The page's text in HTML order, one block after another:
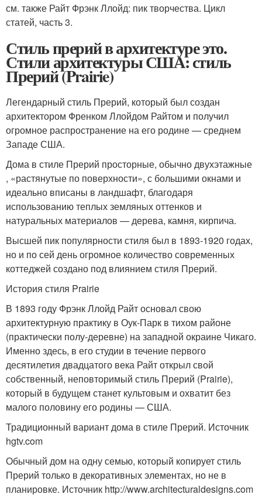
см. также Райт Фрэнк Ллойд: пик творчества. Цикл
статей, часть 3.
Стиль прерий в архитектуре это.
Стили архитектуры США: стиль
Прерий (Prairie)
Легендарный стиль Прерий, который был создан
архитектором Френком Ллойдом Райтом и получил
огромное распространение на его родине — среднем
Западе США.
Дома в стиле Прерий просторные, обычно двухэтажные
, «растянутые по поверхности», с большими окнами и
идеально вписаны в ландшафт, благодаря
использованию теплых земляных оттенков и
натуральных материалов — дерева, камня, кирпича.
Высшей пик популярности стиля был в 1893-1920 годах,
но и по сей день огромное количество современных
коттеджей создано под влиянием стиля Прерий.
История стиля Prairie
В 1893 году Фрэнк Ллойд Райт основал свою
архитектурную практику в Оук-Парк в тихом районе
(практически полу-деревне) на западной окраине Чикаго.
Именно здесь, в его студии в течение первого
десятилетия двадцатого века Райт открыл свой
собственный, неповторимый стиль Прерий (Prairie),
который в будущем станет культовым и охватит без
малого половину его родины — США.
Традиционный вариант дома в стиле Прерий. Источник
hgtv.com
Обычный дом на одну семью, который копирует стиль
Прерий только в декоративных элементах, но не в
планировке. Источник http://www.architecturaldesigns.com